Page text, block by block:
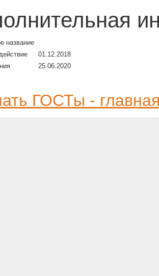
название
01.12.2018
25.06.2020
ГОСТы -